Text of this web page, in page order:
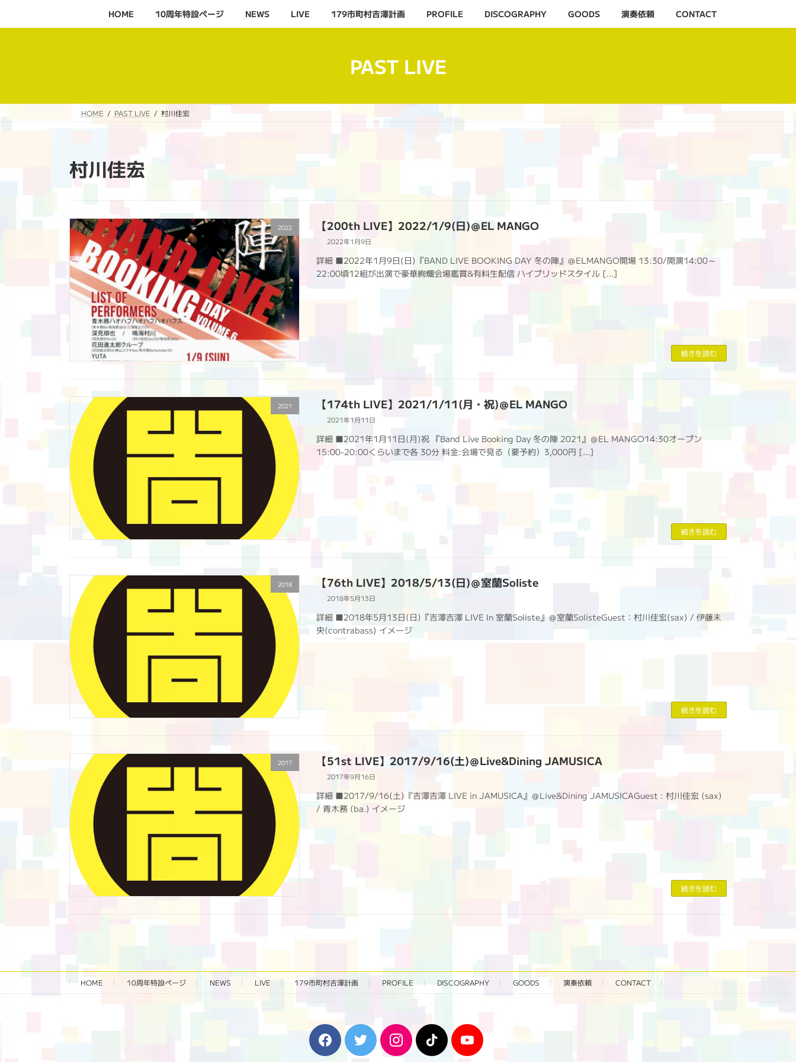
キ
ッ
に
移
HOME 10周年特設ページ‬ NEWS LIVE 179市町村吉澤計画 PROFILE DISCOGRAPHY GOODS 演奏依頼 CONTACT
PAST LIVE
HOME PAST LIVE 村川佳宏
村川佳宏
2022 【200th LIVE】2022/1/9(日)＠EL MANGO
2022年1月9日
詳細 ■2022年1月9日(日)『BAND LIVE BOOKING DAY 冬の陣』＠ELMANGO開場 13:30/開演14:00～
22:00頃12組が出演で豪華絢爛会場鑑賞&有料生配信 ハイブリッドスタイル […]
続きを読む
2021 【174th LIVE】2021/1/11(月・祝)＠EL MANGO
2021年1月11日
詳細 ■2021年1月11日(月)祝 『Band Live Booking Day 冬の陣 2021』＠EL MANGO14:30オープン
15:00-20:00くらいまで各 30分 料金:会場で見る（要予約）3,000円 […]
続きを読む
2018 【76th LIVE】2018/5/13(日)＠室蘭Soliste
2018年5月13日
詳細 ■2018年5月13日(日)『吉澤吉澤 LIVE In 室蘭Soliste』＠室蘭SolisteGuest：村川佳宏(sax) / 伊藤未
央(contrabass) イメージ
続きを読む
2017 【51st LIVE】2017/9/16(土)＠Live&Dining JAMUSICA
2017年9月16日
詳細 ■2017/9/16(土)『吉澤吉澤 LIVE in JAMUSICA』＠Live&Dining JAMUSICAGuest : 村川佳宏 (sax)
/ 青木務 (ba.) イメージ
続きを読む
HOME 10周年特設ページ‬ NEWS LIVE 179市町村吉澤計画 PROFILE DISCOGRAPHY GOODS 演奏依頼 CONTACT
F
a
T
w
I
n i
Y
o